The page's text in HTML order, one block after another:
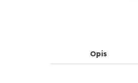
Opis